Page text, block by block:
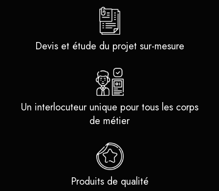
Devis et étude du projet sur-mesure
Un interlocuteur unique pour tous les corps
de métier
Produits de qualité